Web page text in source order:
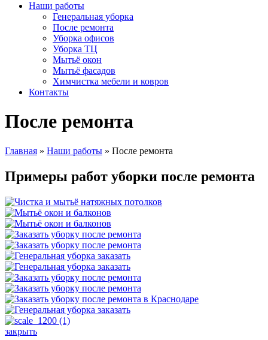
Наши работы
Генеральная уборка
После ремонта
Уборка офисов
Уборка ТЦ
Мытьё окон
Мытьё фасадов
Химчистка мебели и ковров
Контакты
После ремонта
Главная » Наши работы » После ремонта
Примеры работ уборки после ремонта
закрыть